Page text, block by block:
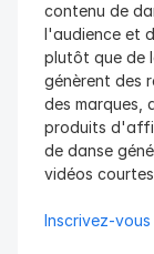
contenu de
l'audience et
plutôt que de
génèrent des
des marques,
produits
de danse
vidéos
Inscrivez-